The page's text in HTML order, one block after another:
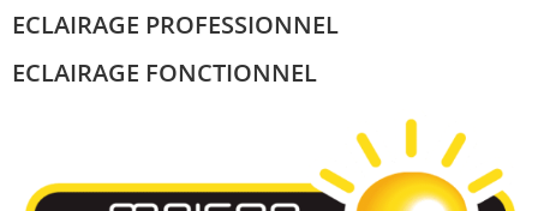
ECLAIRAGE PROFESSIONNEL
ECLAIRAGE FONCTIONNEL